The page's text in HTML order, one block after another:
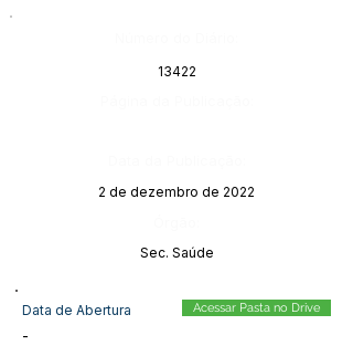
13422
2 de dezembro de 2022
Sec. Saúde
Data de Abertura
-
Acessar Pasta no Drive